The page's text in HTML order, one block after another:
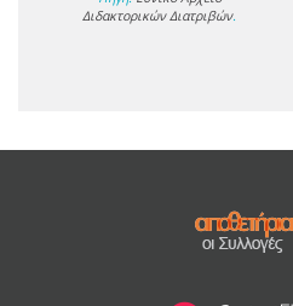
Διδακτορικών Διατριβών.